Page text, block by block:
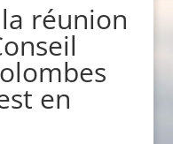
réunion
en